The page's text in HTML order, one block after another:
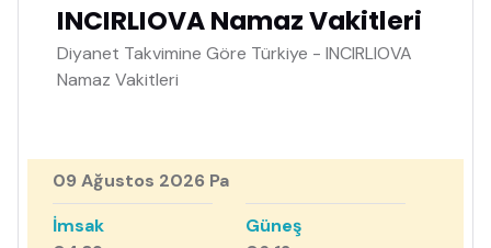
INCIRLIOVA Namaz Vakitleri
Diyanet Takvimine Göre Türkiye - INCIRLIOVA
Namaz Vakitleri
09 Ağustos 2026 Pa
İmsak
Güneş